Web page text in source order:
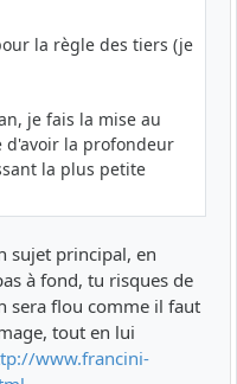
la règle des tiers (je
je fais la mise au
d'avoir la profondeur
la plus petite
sujet principal, en
à fond, tu risques de
sera flou comme il faut
tout en lui
www.francini-